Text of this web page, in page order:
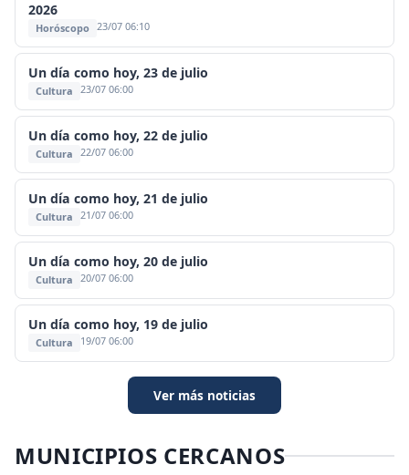
2026
Horóscopo 23/07 06:10
Un día como hoy, 23 de julio
Cultura 23/07 06:00
Un día como hoy, 22 de julio
Cultura 22/07 06:00
Un día como hoy, 21 de julio
Cultura 21/07 06:00
Un día como hoy, 20 de julio
Cultura 20/07 06:00
Un día como hoy, 19 de julio
Cultura 19/07 06:00
Ver más noticias
MUNICIPIOS CERCANOS